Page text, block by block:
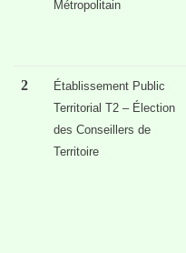
Métropolitain
2
Établissement Public
Territorial T2 – Élection
des Conseillers de
Territoire